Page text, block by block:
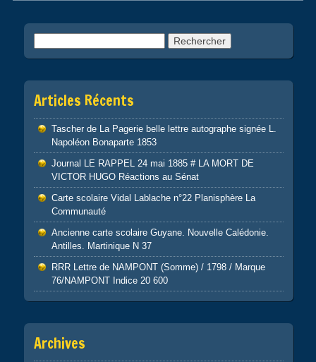
Post navigation
Articles Récents
Tascher de La Pagerie belle lettre autographe signée L.
Napoléon Bonaparte 1853
Journal LE RAPPEL 24 mai 1885 # LA MORT DE
VICTOR HUGO Réactions au Sénat
Carte scolaire Vidal Lablache n°22 Planisphère La
Communauté
Ancienne carte scolaire Guyane. Nouvelle Calédonie.
Antilles. Martinique N 37
RRR Lettre de NAMPONT (Somme) / 1798 / Marque
76/NAMPONT Indice 20 600
Archives